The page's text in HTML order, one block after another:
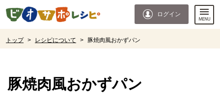
ページの先頭です。
ログイン
トップ > レシピについて > 豚焼肉風おかずパン
豚焼肉風おかずパン